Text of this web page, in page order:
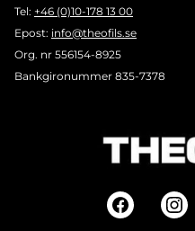
Tel: +46 (0)10-178 13 00
Epost: info@theofils.se
Org. nr 556154-8925
Bankgironummer 835-7378